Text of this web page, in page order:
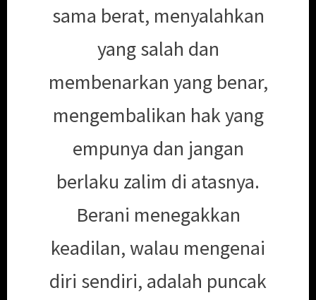
sama berat, menyalahkan
yang salah dan
membenarkan yang benar,
mengembalikan hak yang
empunya dan jangan
berlaku zalim di atasnya.
Berani menegakkan
keadilan, walau mengenai
diri sendiri, adalah puncak